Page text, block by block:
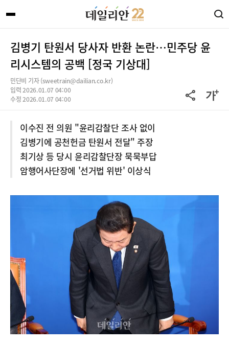
김병기 탄원서 당사자 반환 논란…민주당 윤
리시스템의 공백 [정국 기상대]
민단비 기자 (sweetrain@dailian.co.kr)
입력 2026.01.07 04:00
수정 2026.01.07 04:00
이수진 전 의원 "윤리감찰단 조사 없이
김병기에 공천헌금 탄원서 전달" 주장
최기상 등 당시 윤리감찰단장 묵묵부답
암행어사단장에 '선거법 위반' 이상식